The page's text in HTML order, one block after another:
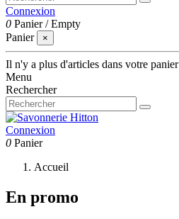
Connexion
0 Panier /Empty
Panier
×
Il n'y a plus d'articles dans votre panier
Menu
Rechercher
Connexion
0 Panier
Accueil
En promo